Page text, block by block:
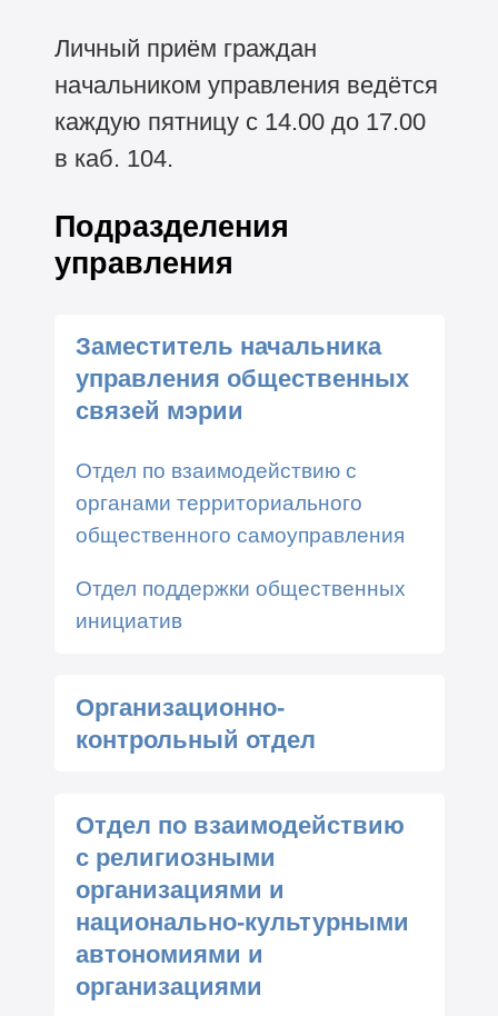
Личный приём граждан
начальником управления ведётся
каждую пятницу с 14.00 до 17.00
в каб. 104.
Подразделения
управления
Заместитель начальника
управления общественных
связей мэрии
Отдел по взаимодействию с
органами территориального
общественного самоуправления
Отдел поддержки общественных
инициатив
Организационно-
контрольный отдел
Отдел по взаимодействию
с религиозными
организациями и
национально-культурными
автономиями и
организациями